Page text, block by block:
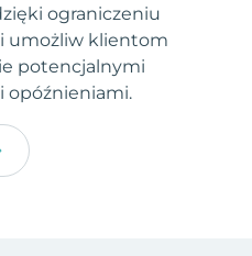
ograniczeniu
umożliw klientom
potencjalnymi
opóźnieniami.